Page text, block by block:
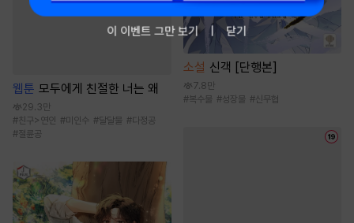
웹툰 모두에게 친절한 너는 왜
29.3만
#친구>연인 #미인수 #달달물 #다정공
#절륜공
소설 신객 [단행본]
7.8만
#복수물 #성장물 #신무협
이 이벤트 그만 보기 닫기